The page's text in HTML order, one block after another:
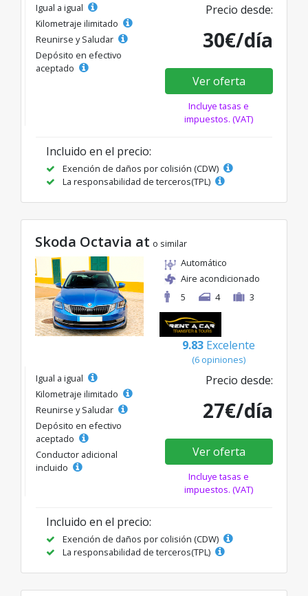
Igual a igual
Kilometraje ilimitado
Reunirse y Saludar
Depósito en efectivo
aceptado
Precio desde:
30€/día
Ver oferta
Incluye tasas e
impuestos. (VAT)
Incluido en el precio:
Exención de daños por colisión (CDW)
La responsabilidad de terceros(TPL)
Skoda Octavia at o similar
Automático
Aire acondicionado
5
4 3
9.83 Excelente
(6 opiniones)
Igual a igual
Kilometraje ilimitado
Reunirse y Saludar
Depósito en efectivo
aceptado
Conductor adicional
incluido
Precio desde:
27€/día
Ver oferta
Incluye tasas e
impuestos. (VAT)
Incluido en el precio:
Exención de daños por colisión (CDW)
La responsabilidad de terceros(TPL)